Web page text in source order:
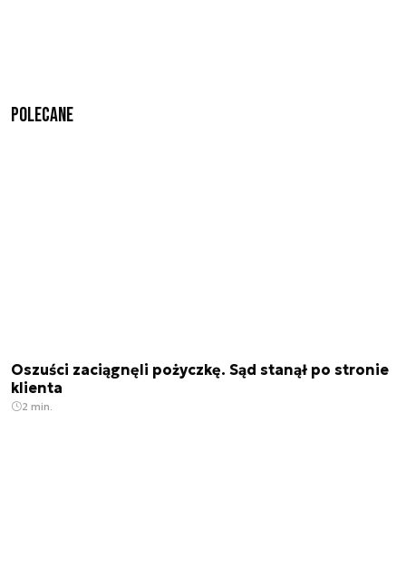
Polecane
Oszuści zaciągnęli pożyczkę. Sąd stanął po stronie
klienta
2 min.